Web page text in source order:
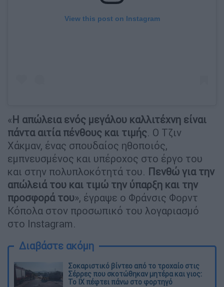
View this post on Instagram
«Η απώλεια ενός μεγάλου καλλιτέχνη είναι
πάντα αιτία πένθους και τιμής. Ο Τζιν
Χάκμαν, ένας σπουδαίος ηθοποιός,
εμπνευσμένος και υπέροχος στο έργο του
και στην πολυπλοκότητά του. Πενθώ για την
απώλειά του και τιμώ την ύπαρξη και την
προσφορά του», έγραψε ο Φράνσις Φορντ
Κόπολα στον προσωπικό του λογαριασμό
στο Instagram.
Διαβάστε ακόμη
Σοκαριστικό βίντεο από το τροχαίο στις
Σέρρες που σκοτώθηκαν μητέρα και γιος:
Το ΙΧ πέφτει πάνω στο φορτηγό